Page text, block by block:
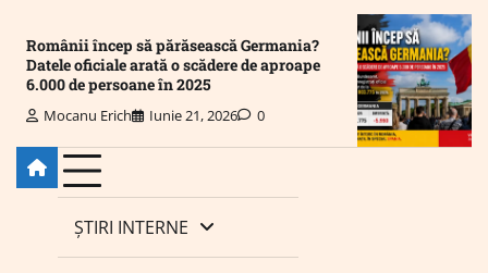
Românii încep să părăsească Germania?
Datele oficiale arată o scădere de aproape
6.000 de persoane în 2025
Mocanu Erich Iunie 21, 2026 0
ȘTIRI INTERNE